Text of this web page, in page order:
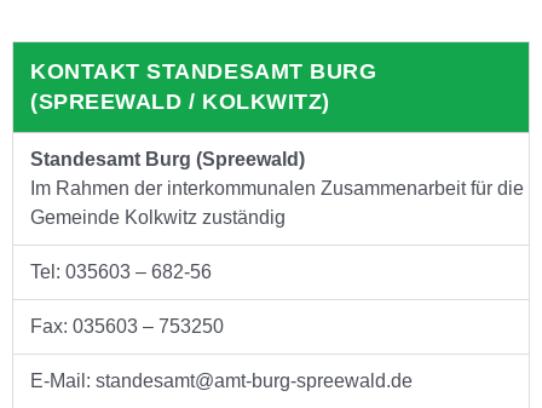
KONTAKT STANDESAMT BURG
(SPREEWALD / KOLKWITZ)
Standesamt Burg (Spreewald)
Im Rahmen der interkommunalen Zusammenarbeit für die
Gemeinde Kolkwitz zuständig
Tel: 035603 – 682-56
Fax: 035603 – 753250
E-Mail: standesamt@amt-burg-spreewald.de